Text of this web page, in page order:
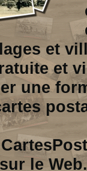
et
et
une
le Web.